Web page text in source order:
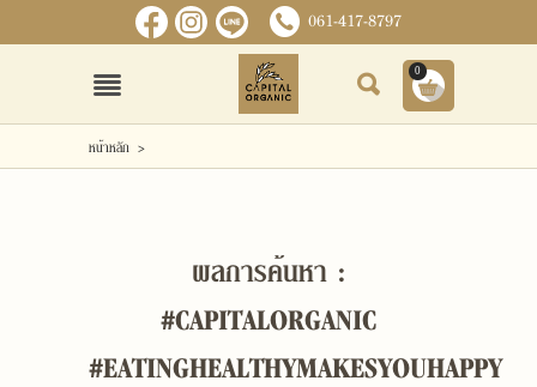
สมัครสมาชิก
เกี่ยวกับเรา
061-417-8797
0
หน้าหลัก >
ผลการค้นหา :
#CAPITALORGANIC
#EATINGHEALTHYMAKESYOUHAPPY